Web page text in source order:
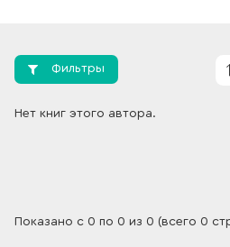
Фильтры
Нет книг этого автора.
Показано с 0 по 0 из 0 (всего 0